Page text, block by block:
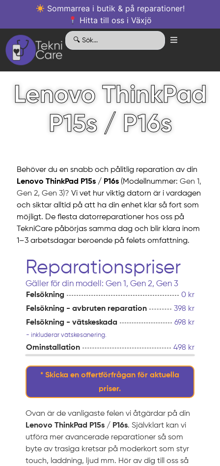
Sommarrea i butik & på reparationer!
Hitta till oss i Växjö
Lenovo ThinkPad
P15s / P16s
Behöver du en snabb och pålitlig reparation av din
Lenovo ThinkPad P15s / P16s (Modellnummer: Gen 1,
Gen 2, Gen 3)? Vi vet hur viktig datorn är i vardagen
och siktar alltid på att ha din enhet klar så fort som
möjligt. De flesta datorreparationer hos oss på
TekniCare påbörjas samma dag och blir klara inom
1–3 arbetsdagar beroende på felets omfattning.
Reparationspriser
Gäller för din modell: Gen 1, Gen 2, Gen 3
Felsökning
0 kr
Felsökning - avbruten reparation
398 kr
Felsökning - vätskeskada
698 kr
- inkluderar vätskesanering.
Ominstallation 498 kr
* Skicka en offertförfrågan för aktuella
priser.
Ovan är de vanligaste felen vi åtgärdar på din
Lenovo ThinkPad P15s / P16s. Självklart kan vi
utföra mer avancerade reparationer så som
byte av trasiga kretsar på moderkort som styr
touch, laddning, ljud mm. Hör av dig till oss så